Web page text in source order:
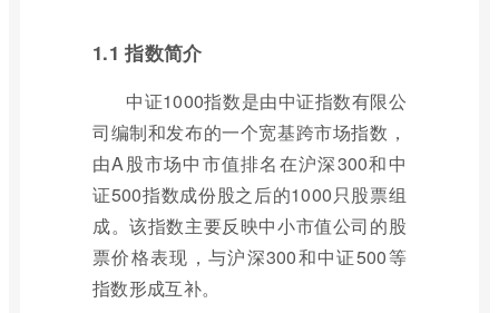
1.1 指数简介
中证1000指数是由中证指数有限公
司编制和发布的一个宽基跨市场指数，
由A股市场中市值排名在沪深300和中
证500指数成份股之后的1000只股票组
成。该指数主要反映中小市值公司的股
票价格表现，与沪深300和中证500等
指数形成互补。